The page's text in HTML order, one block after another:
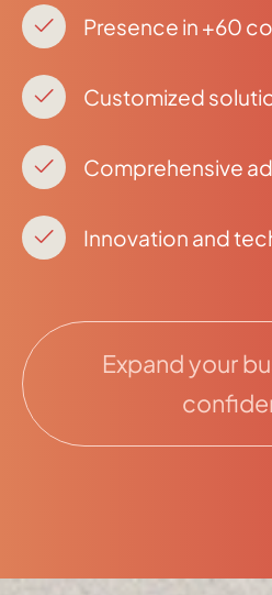
Presence in +60
Customized
Comprehensive
Innovation and
Expand your